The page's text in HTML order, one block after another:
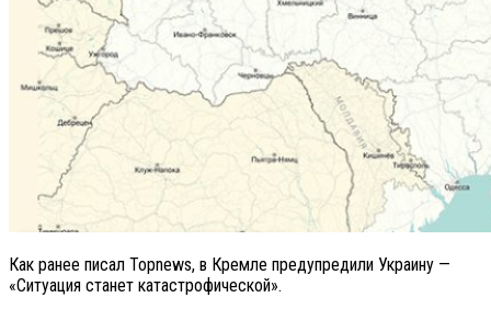
Как ранее писал Topnews, в Кремле предупредили Украину —
«Ситуация станет катастрофической».